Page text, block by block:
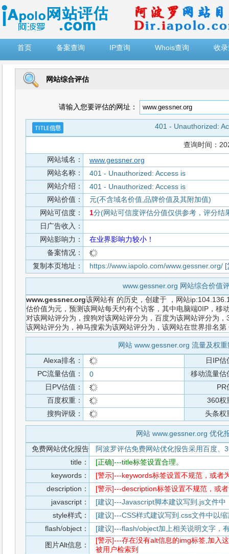
首页
备案查询 IP查询 Whois查询 收
网站综合评估
请输入您要评估的网址：
401 - Unauthorized:
查询时间：
网站域名：
www.gessner.org
网站名称：
401 - Unauthorized: Access is
网站介绍：
401 - Unauthorized: Access is
网站价值：
元(不含域名价值,品牌价值及其附加值)
网站可信度：
1分(网站可信度评估分值仅供参考，评分结
日广告收入：
网站影响力：
在业界影响力较小！
备案情况：
复制本页地址：
https://www.iapolo.com/www.gessner.org/ [
www.gessner.org 网站综合价值
www.gessner.org该网站有 的历史，创建于
，网站
估价值为元，预测该网站每天约有个访客，其中电脑端0IP，移
对该网站评分为，搜狗对该网站评分为，百度为该网站评分为
该网站评分为，神马搜索为该网站评分为，该网站在世界排名第
网站 www.gessner.org 流量及权
Alexa排名：
日IP估
PC流量估值：
0
移动流量估
日PV估值：
PR
百度权重：
360权
搜狗评级：
头条权
网站 www.gessner.org 优化
免费网站优化报告
阿波罗评估免费网站优化报告采用百度、
title：
[正确]---title标签设置合理。
keywords：
[警示]---keywords标签设置不规范，或者
description：
[警示]---description标签设置不规范，或
javascript：
[建议]---Javascript脚本建议写到.js文件中
style样式：
[建议]---CSS样式建议写到.css文件中以
flash/object：
[建议]---flash/object加上相关说明文字，
图片Alt信息：
[警示]---存在没有alt信息的img标签,加入
被用户检索到